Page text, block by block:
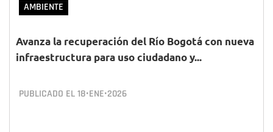
AMBIENTE
Avanza la recuperación del Río Bogotá con nueva
infraestructura para uso ciudadano y...
PUBLICADO EL18•ENE•2026